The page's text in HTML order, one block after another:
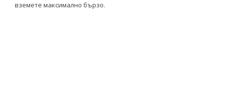
вземете максимално бързо.